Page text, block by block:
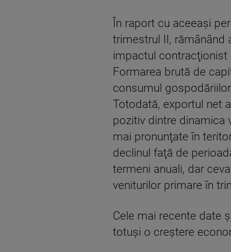
În raport cu aceeaşi
trimestrul II, rămânând
impactul contracţionist
Formarea brută de
consumul
Totodată, exportul net
pozitiv dintre dinamica
mai pronunţate în
declinul faţă de
termeni anuali, dar
veniturilor primare în
Cele mai recente date
totuşi o creştere